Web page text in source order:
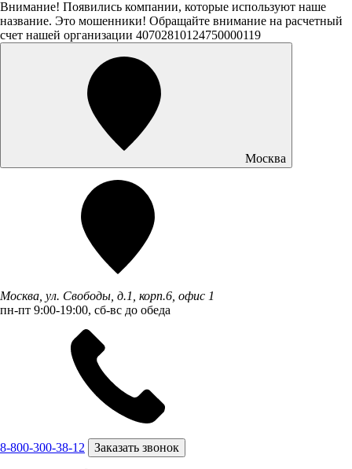
Внимание! Появились компании, которые используют наше
название. Это мошенники! Обращайте внимание на расчетный
счет нашей организации 40702810124750000119
Москва
Москва, ул. Свободы, д.1, корп.6, офис 1
пн-пт 9:00-19:00, сб-вс до обеда
8-800-300-38-12 Заказать звонок